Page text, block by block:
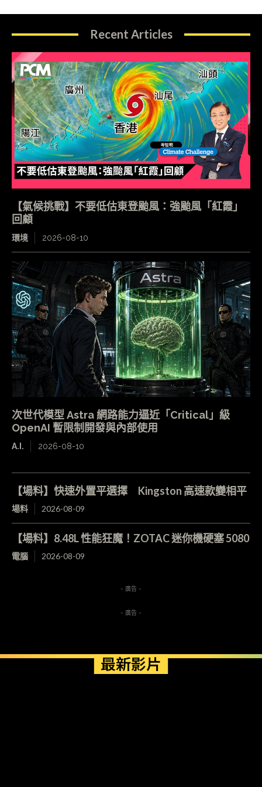
Recent Articles
【氣候挑戰】不要低估東登颱風：強颱風「紅霞」
回顧
環境 2026-08-10
次世代模型 Astra 網路能力逼近「Critical」級
OpenAI 暫限制開發與內部使用
A.I. 2026-08-10
【場料】快速外置平選擇 Kingston 高速款變相平
場料 2026-08-09
【場料】8.48L 性能狂魔！ZOTAC 迷你機硬塞 5080
電腦 2026-08-09
- 廣告 -
- 廣告 -
最新影片